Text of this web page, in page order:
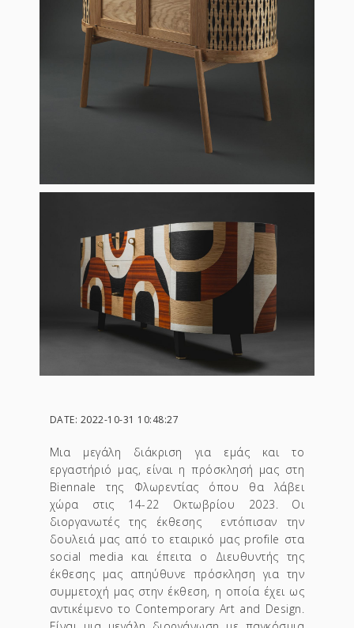
DATE: 2022-10-31 10:48:27
Μια μεγάλη διάκριση για εμάς και το
εργαστήριό μας, είναι η πρόσκλησή μας στη
Biennale της Φλωρεντίας όπου θα λάβει
χώρα στις 14-22 Οκτωβρίου 2023. Οι
διοργανωτές της έκθεσης εντόπισαν την
δουλειά μας από το εταιρικό μας profile στα
social media και έπειτα ο Διευθυντής της
έκθεσης μας απηύθυνε πρόσκληση για την
συμμετοχή μας στην έκθεση, η οποία έχει ως
αντικέιμενο το Contemporary Art and Design.